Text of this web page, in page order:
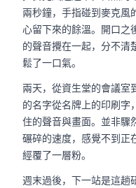
兩秒鐘，手指碰到麥克風
心留下來的餘溫。開口之
的聲音攪在一起，分不清
鬆了一口氣。
兩天，從資生堂的會議室
的名字從名牌上的印刷字
住的聲音與畫面。並非驟
碾碎的速度，感覺不到正
經覆了一層粉。
週末過後，下一站是這趟